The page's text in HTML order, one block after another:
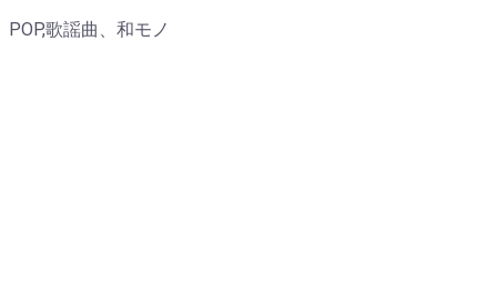
POP,歌謡曲、和モノ